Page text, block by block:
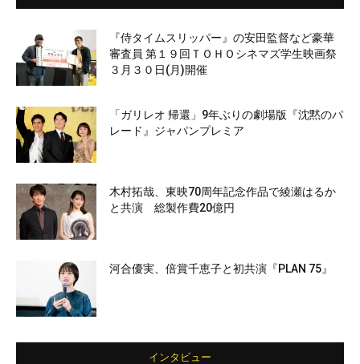
『侍タイムスリッパー』の安田監督など豪華
審査員 第１９回ＴＯＨＯシネマズ学生映画祭
３月３０日(月)開催
「ガリレオ 帰還」9年ぶりの劇場版『沈黙のパ
レード』ジャパンプレミア
木村拓哉、東映70周年記念作品で綾瀬はるか
と共演 総製作費20億円
河合優実、倍賞千恵子と初共演『PLAN 75』
インタビュー